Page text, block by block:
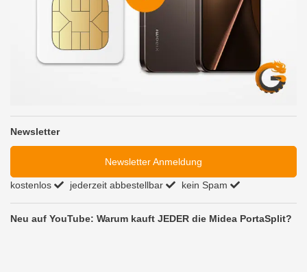
Newsletter
Newsletter Anmeldung
kostenlos jederzeit abbestellbar kein Spam
Neu auf YouTube: Warum kauft JEDER die Midea PortaSplit?